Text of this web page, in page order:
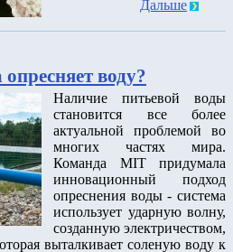
Дальше
воду?
Наличие питьевой воды
становится все более
актуальной проблемой во
многих частях мира.
Команда MIT придумала
инновационный подход
опреснения воды - система
использует ударную волну,
созданную электричеством,
выталкивает соленую воду к